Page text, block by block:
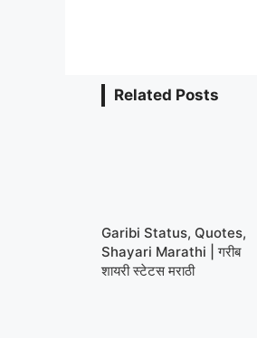
Related Posts
Garibi Status, Quotes,
Shayari Marathi | गरीब
शायरी स्टेटस मराठी